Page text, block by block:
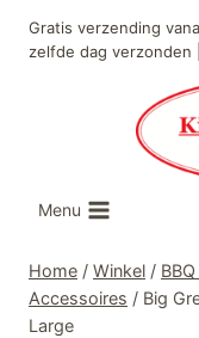
naar
Gratis verzending
zelfde dag verzonden
Menu
Home / Winkel /
Accessoires / Big
Large